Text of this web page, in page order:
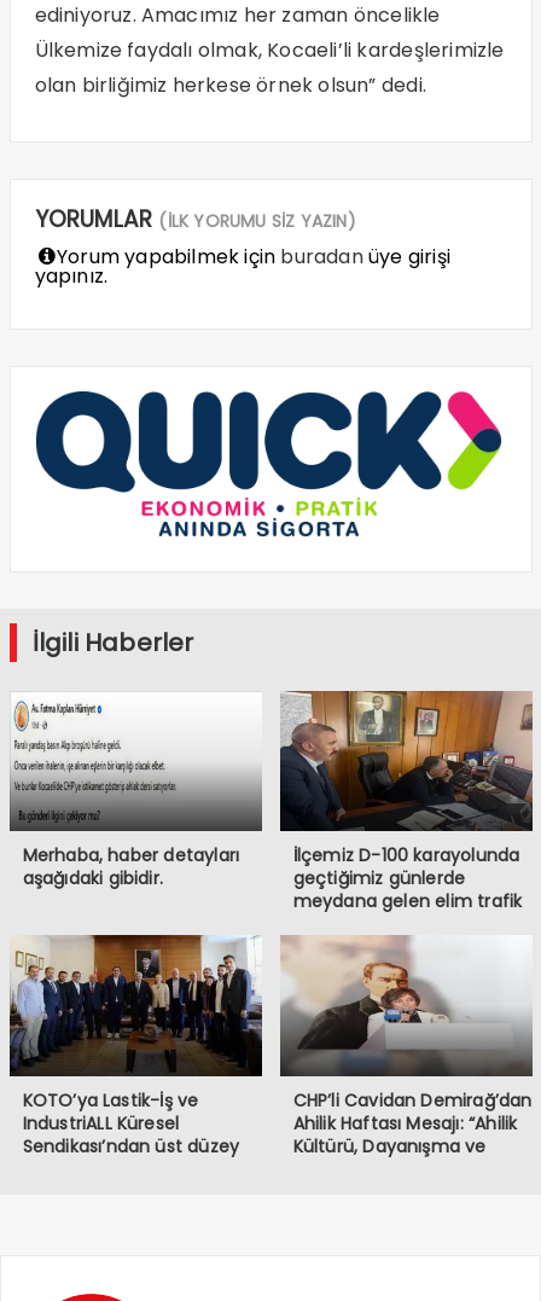
ediniyoruz. Amacımız her zaman öncelikle
Ülkemize faydalı olmak, Kocaeli’li kardeşlerimizle
olan birliğimiz herkese örnek olsun” dedi.
YORUMLAR (İLK YORUMU SİZ YAZIN)
Yorum yapabilmek için buradanüye girişi
yapınız.
İlgili Haberler
Merhaba, haber detayları
aşağıdaki gibidir.
İlçemiz D-100 karayolunda
geçtiğimiz günlerde
meydana gelen elim trafik
kaybetmiş bulunmaktayız.
Öncelikle hayatını
kaybeden vatandaşlarımıza
Allah’tan rahmet, ailelerine
ve sevenlerine başsağlığı
diliyorum.
KOTO’ya Lastik-İş ve
IndustriALL Küresel
Sendikası’ndan üst düzey
CHP’li Cavidan Demirağ’dan
Ahilik Haftası Mesajı: “Ahilik
Kültürü, Dayanışma ve